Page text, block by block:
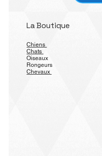
La Boutique
Chiens
Chats
Oiseaux
Rongeurs
Chevaux